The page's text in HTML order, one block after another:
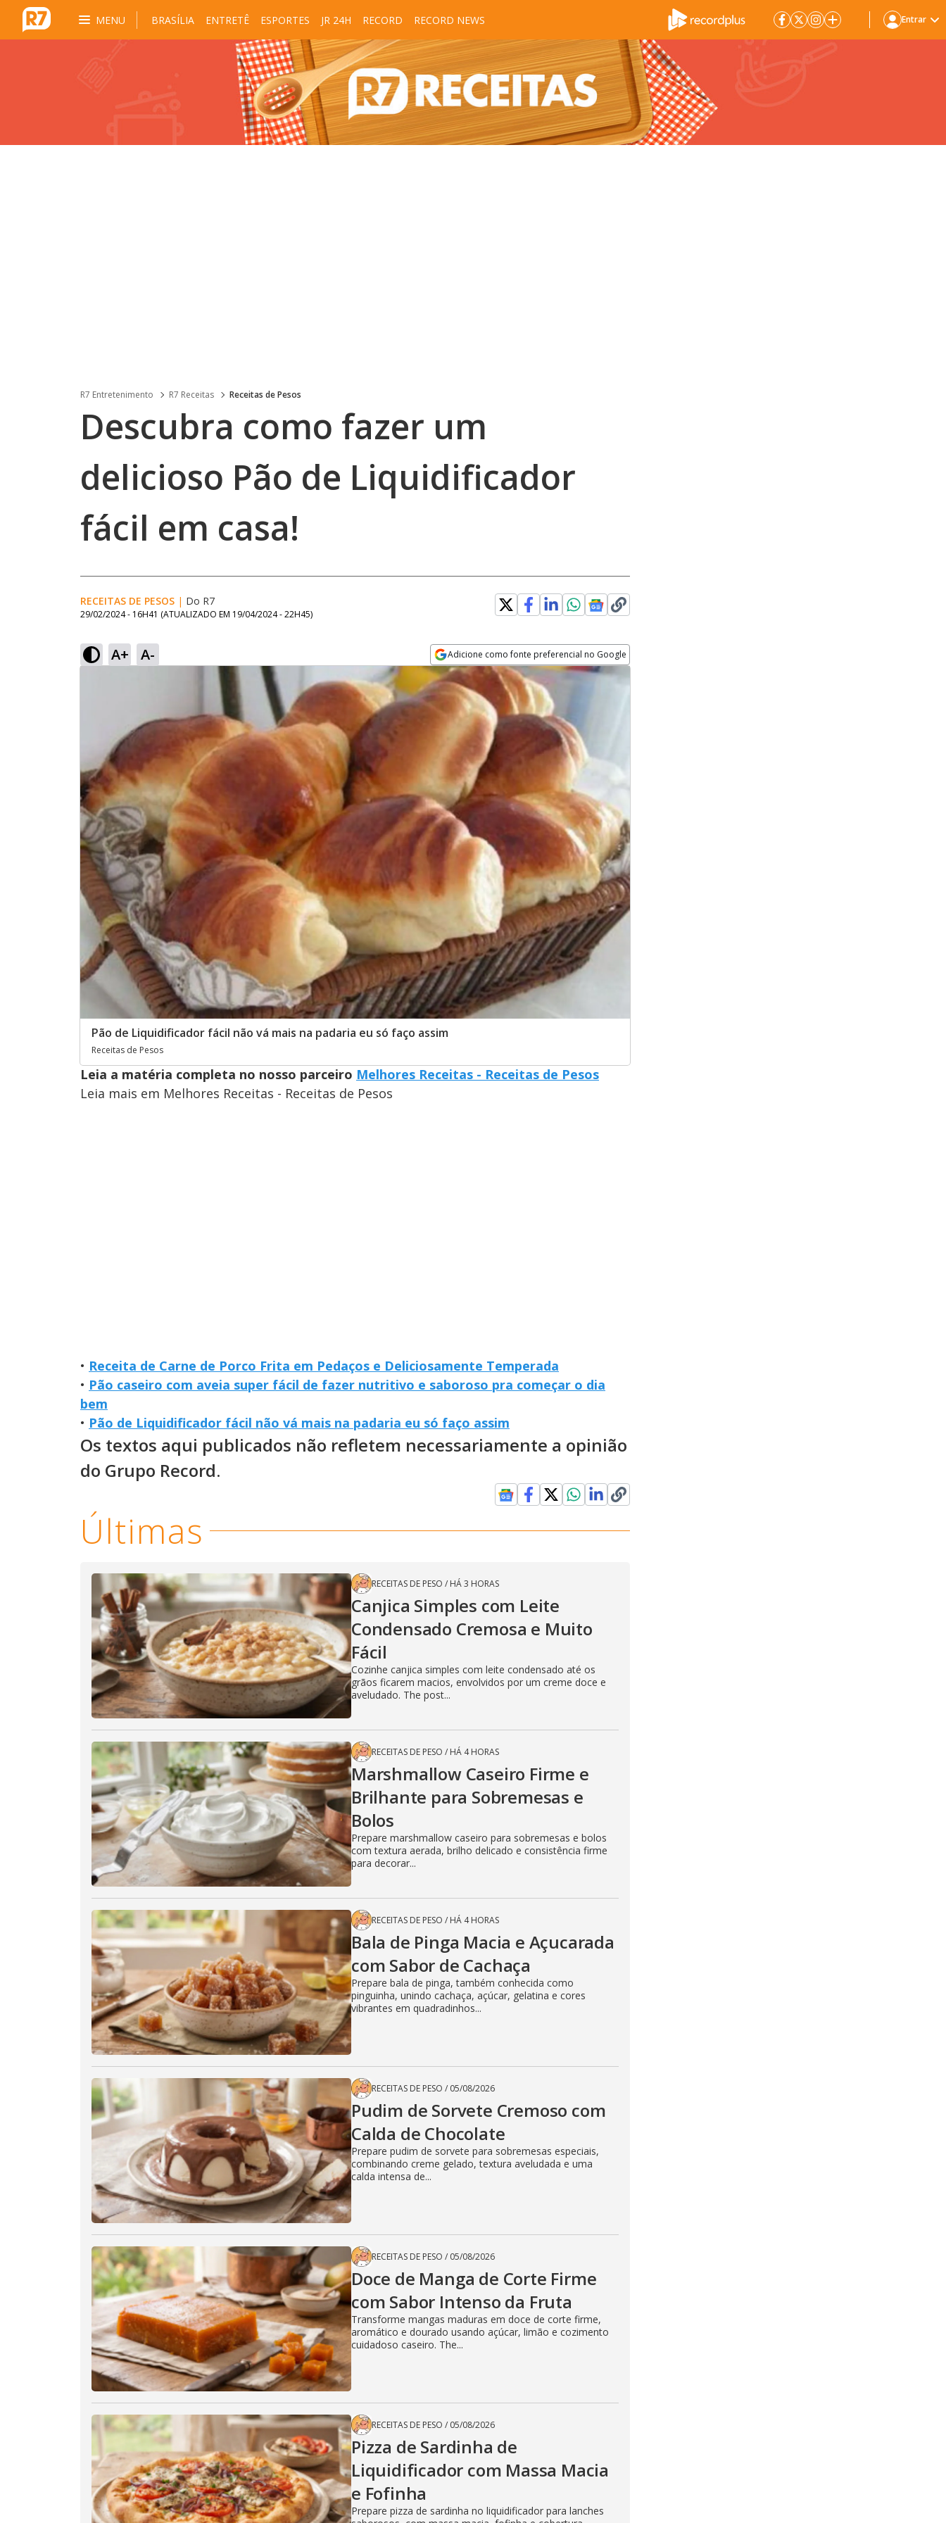
MENU BRASÍLIA ENTRETÊ ESPORTES JR 24H RECORD RECORD NEWS Entrar
R7 Entretenimento R7 Receitas Receitas de Pesos
Descubra como fazer um
delicioso Pão de Liquidificador
fácil em casa!
RECEITAS DE PESOS | Do R7
29/02/2024 - 16H41 (ATUALIZADO EM 19/04/2024 - 22H45)
A+ A- Adicione como fonte preferencial no Google
Opens in new window
Pão de Liquidificador fácil não vá mais na padaria eu só faço assim
Receitas de Pesos
Leia a matéria completa no nosso parceiro Melhores Receitas - Receitas de Pesos
Leia mais em Melhores Receitas - Receitas de Pesos
• Receita de Carne de Porco Frita em Pedaços e Deliciosamente Temperada
• Pão caseiro com aveia super fácil de fazer nutritivo e saboroso pra começar o dia
bem
• Pão de Liquidificador fácil não vá mais na padaria eu só faço assim
Os textos aqui publicados não refletem necessariamente a opinião
do Grupo Record.
Últimas
RECEITAS DE PESO / HÁ 3 HORAS
Canjica Simples com Leite
Condensado Cremosa e Muito
Fácil
Cozinhe canjica simples com leite condensado até os
grãos ficarem macios, envolvidos por um creme doce e
aveludado. The post...
RECEITAS DE PESO / HÁ 4 HORAS
Marshmallow Caseiro Firme e
Brilhante para Sobremesas e
Bolos
Prepare marshmallow caseiro para sobremesas e bolos
com textura aerada, brilho delicado e consistência firme
para decorar...
RECEITAS DE PESO / HÁ 4 HORAS
Bala de Pinga Macia e Açucarada
com Sabor de Cachaça
Prepare bala de pinga, também conhecida como
pinguinha, unindo cachaça, açúcar, gelatina e cores
vibrantes em quadradinhos...
RECEITAS DE PESO / 05/08/2026
Pudim de Sorvete Cremoso com
Calda de Chocolate
Prepare pudim de sorvete para sobremesas especiais,
combinando creme gelado, textura aveludada e uma
calda intensa de...
RECEITAS DE PESO / 05/08/2026
Doce de Manga de Corte Firme
com Sabor Intenso da Fruta
Transforme mangas maduras em doce de corte firme,
aromático e dourado usando açúcar, limão e cozimento
cuidadoso caseiro. The...
RECEITAS DE PESO / 05/08/2026
Pizza de Sardinha de
Liquidificador com Massa Macia
e Fofinha
Prepare pizza de sardinha no liquidificador para lanches